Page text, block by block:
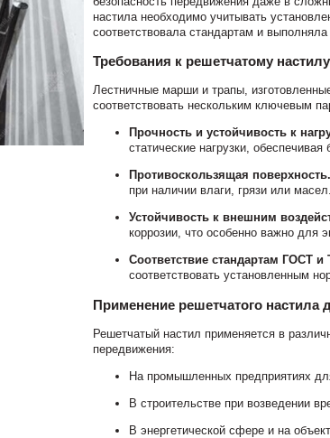
настила необходимо учитывать
соответствовала стандартам и
Требования к решетчатому
Лестничные марши и трапы,
соответствовать нескольким ключевым
Прочность и устойчивость к
статические нагрузки,
Противоскользящая поверхность.
при наличии влаги, грязи или масел.
Устойчивость к внешним
коррозии, что особенно важно для
Соответствие стандартам ГОСТ и
соответствовать установленным
Применение решетчатого настила
Решетчатый настил применяется в
передвижения:
На промышленных предприятиях
В строительстве при возведении
В энергетической сфере и на